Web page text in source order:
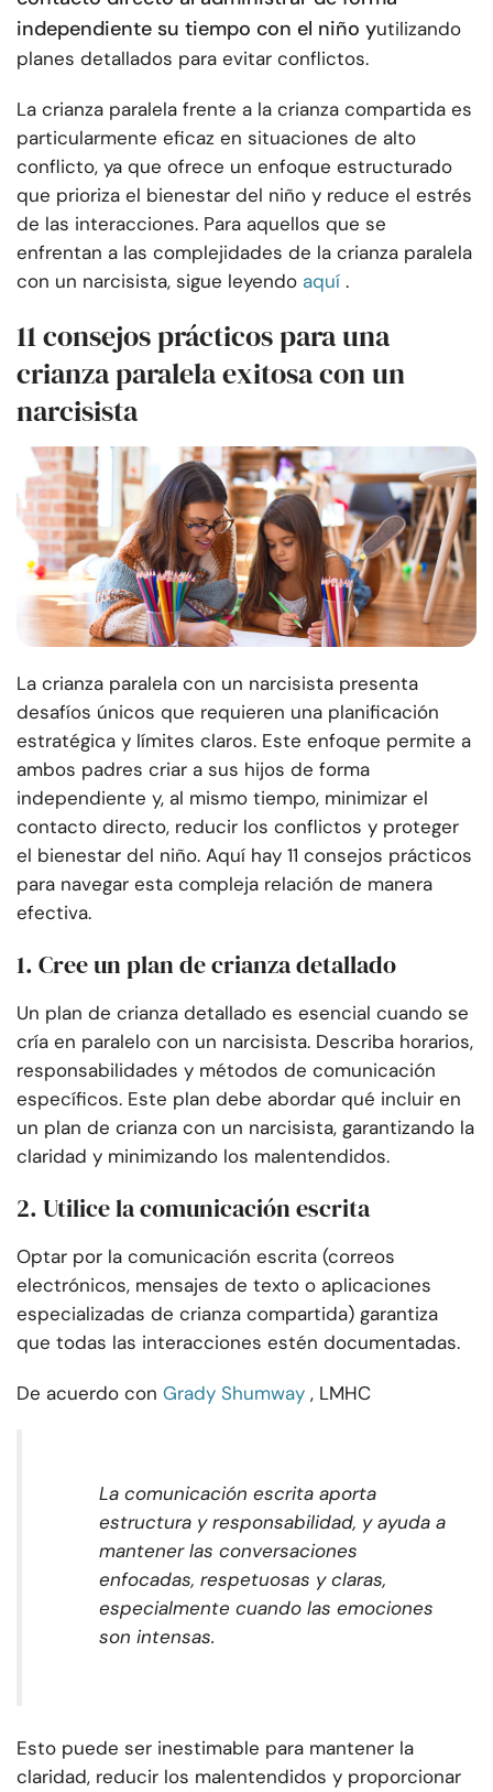
independiente su tiempo con el niño yutilizando
planes detallados para evitar conflictos.
La crianza paralela frente a la crianza compartida es
particularmente eficaz en situaciones de alto
conflicto, ya que ofrece un enfoque estructurado
que prioriza el bienestar del niño y reduce el estrés
de las interacciones. Para aquellos que se
enfrentan a las complejidades de la crianza paralela
con un narcisista, sigue leyendo aquí .
11 consejos prácticos para una
crianza paralela exitosa con un
narcisista
La crianza paralela con un narcisista presenta
desafíos únicos que requieren una planificación
estratégica y límites claros. Este enfoque permite a
ambos padres criar a sus hijos de forma
independiente y, al mismo tiempo, minimizar el
contacto directo, reducir los conflictos y proteger
el bienestar del niño. Aquí hay 11 consejos prácticos
para navegar esta compleja relación de manera
efectiva.
1. Cree un plan de crianza detallado
Un plan de crianza detallado es esencial cuando se
cría en paralelo con un narcisista. Describa horarios,
responsabilidades y métodos de comunicación
específicos. Este plan debe abordar qué incluir en
un plan de crianza con un narcisista, garantizando la
claridad y minimizando los malentendidos.
2. Utilice la comunicación escrita
Optar por la comunicación escrita (correos
electrónicos, mensajes de texto o aplicaciones
especializadas de crianza compartida) garantiza
que todas las interacciones estén documentadas.
De acuerdo con Grady Shumway , LMHC
La comunicación escrita aporta
estructura y responsabilidad, y ayuda a
mantener las conversaciones
enfocadas, respetuosas y claras,
especialmente cuando las emociones
son intensas.
Esto puede ser inestimable para mantener la
claridad, reducir los malentendidos y proporcionar